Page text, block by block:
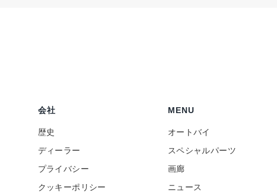
会社
歴史
ディーラー
プライバシー
クッキーポリシー
MENU
オートバイ
スペシャルパーツ
画廊
ニュース